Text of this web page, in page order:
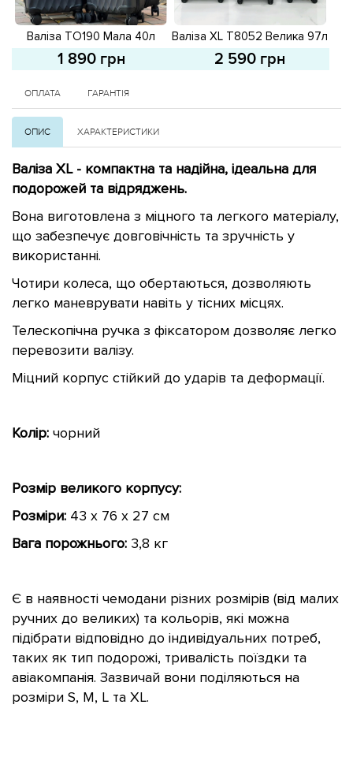
Валіза TO190 Мала 40л
593766 Чорна
1 890 грн
Валіза XL T8052 Велика 97л
593683 Сіра
2 590 грн
ОПЛАТА ГАРАНТІЯ
ОПИС ХАРАКТЕРИСТИКИ
Валіза XL - компактна та надійна, ідеальна для
подорожей та відряджень.
Вона виготовлена з міцного та легкого матеріалу,
що забезпечує довговічність та зручність у
використанні.
Чотири колеса, що обертаються, дозволяють
легко маневрувати навіть у тісних місцях.
Телескопічна ручка з фіксатором дозволяє легко
перевозити валізу.
Міцний корпус стійкий до ударів та деформації.
Колір: чорний
Розмір великого корпусу:
Розміри: 43 x 76 x 27 см
Вага порожнього: 3,8 кг
Є в наявності чемодани різних розмірів (від малих
ручних до великих) та кольорів, які можна
підібрати відповідно до індивідуальних потреб,
таких як тип подорожі, тривалість поїздки та
авіакомпанія. Зазвичай вони поділяються на
розміри S, M, L та XL.